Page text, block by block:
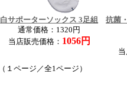
白サポーターソックス 3足組
通常価格：1320円
当店販売価格： 1056円
抗菌
（１ページ／全1ページ）